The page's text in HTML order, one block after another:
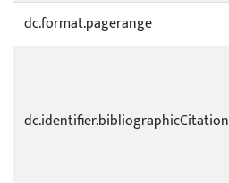
dc.format.pagerange
dc.identifier.bibliographicCitation